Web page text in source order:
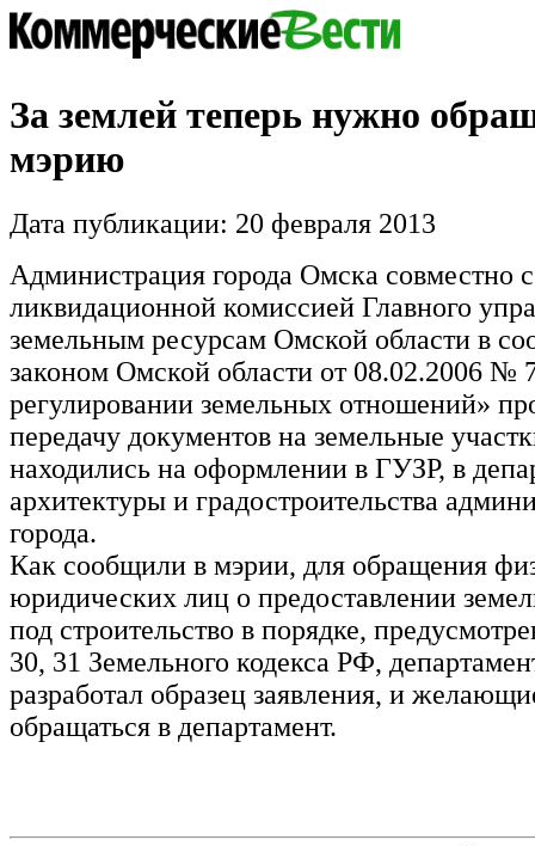
За землей теперь нужно
мэрию
Дата публикации: 20 февраля 2013
Администрация города Омска совместно с
ликвидационной комиссией Главного
земельным ресурсам Омской области в
законом Омской области от 08.02.2006 №
регулировании земельных отношений»
передачу документов на земельные
находились на оформлении в ГУЗР, в
архитектуры и градостроительства
города.
Как сообщили в мэрии, для обращения
юридических лиц о предоставлении
под строительство в порядке,
30, 31 Земельного кодекса РФ,
разработал образец заявления, и
обращаться в департамент.